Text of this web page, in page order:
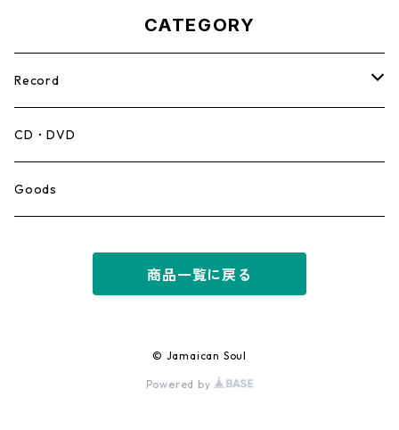
CATEGORY
Record
Mento,Calypso,Ballad
Ska
CD・DVD
Goods
商品一覧に戻る
© Jamaican Soul
Powered by